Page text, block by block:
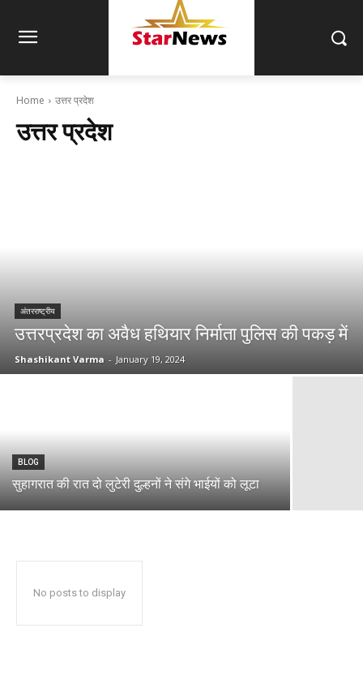
Home उत्तर प्रदेश
उत्तर प्रदेश
अंतरराष्ट्रीय
उत्तरप्रदेश का अवैध हथियार निर्माता पुलिस की पकड़ में
Shashikant Varma - January 19, 2024
BLOG
सुहागरात की रात दो लुटेरी दुल्हनों ने संगे भाईयों को लूटा
No posts to display